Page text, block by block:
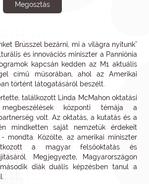
Megosztás
Brüsszel bezárni, mi a világra nyitunk"
és innovációs miniszter a Panniónia
kapcsán kedden az M1 aktuális
című műsorában, ahol az Amerikai
történt látogatásáról beszélt.
találkozott Linda McMahon oktatási
központi témája a
volt. Az oktatás, a kutatás és a
mindketten saját nemzetük érdekeit
mondta. Közölte, az amerikai miniszter
a magyar felsőoktatás és
Megjegyezte, Magyarországon
diák duális képzésben tanul a